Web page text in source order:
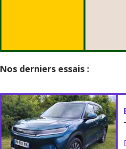
Nos derniers essais :